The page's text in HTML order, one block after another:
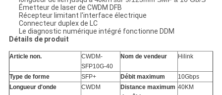
Émetteur de laser de CWDM DFB
Récepteur limitant l'interface électrique
Connecteur duplex de LC
Le diagnostic numérique intégré fonctionne DDM
Détails de produit
Article non.
CWDM-
SFP10G-40
Nom de vendeur Hilink
Type de forme SFP+ Débit maximum
10Gbps
Longueur d'onde
CWDM
Distance maximum 40KM